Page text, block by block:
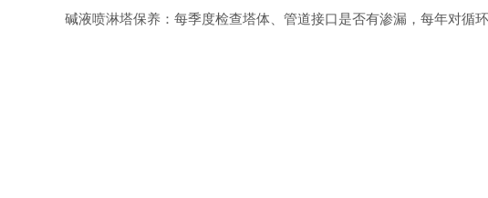
碱液喷淋塔保养：每季度检查塔体、管道接口是否有渗漏，每年对循